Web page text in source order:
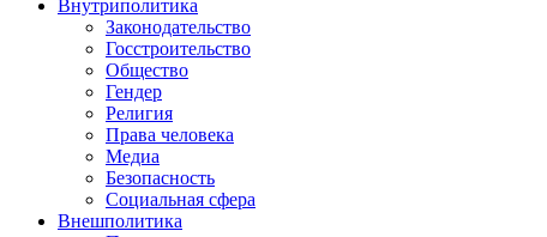
Внутриполитика
Законодательство
Госстроительство
Общество
Гендер
Религия
Права человека
Медиа
Безопасность
Социальная сфера
Внешполитика